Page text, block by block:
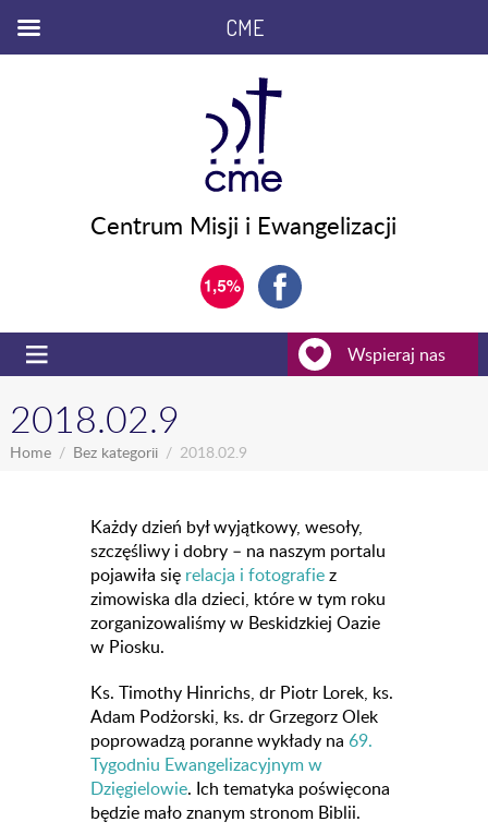
Centrum Misji i Ewangelizacji
Wspieraj nas
2018.02.9
Home Bez kategorii 2018.02.9
Każdy dzień był wyjątkowy, wesoły,
szczęśliwy i dobry – na naszym portalu
pojawiła się relacja i fotografiez
zimowiska dla dzieci, które w tym roku
zorganizowaliśmy w Beskidzkiej Oazie
w Piosku.
Ks. Timothy Hinrichs, dr Piotr Lorek, ks.
Adam Podżorski, ks. dr Grzegorz Olek
poprowadzą poranne wykłady na 69.
Tygodniu Ewangelizacyjnym w
Dzięgielowie. Ich tematyka poświęcona
będzie mało znanym stronom Biblii.
CME